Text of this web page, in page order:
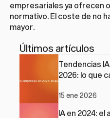
empresariales ya ofrecen
normativo. El coste de no
mayor.
Últimos artículos
Tendencias
2026: lo que
15 ene 2026
IA en 2024: el